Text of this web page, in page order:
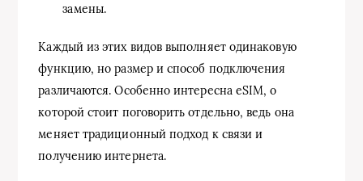
замены.
Каждый из этих видов выполняет одинаковую
функцию, но размер и способ подключения
различаются. Особенно интересна eSIM, о
которой стоит поговорить отдельно, ведь она
меняет традиционный подход к связи и
получению интернета.